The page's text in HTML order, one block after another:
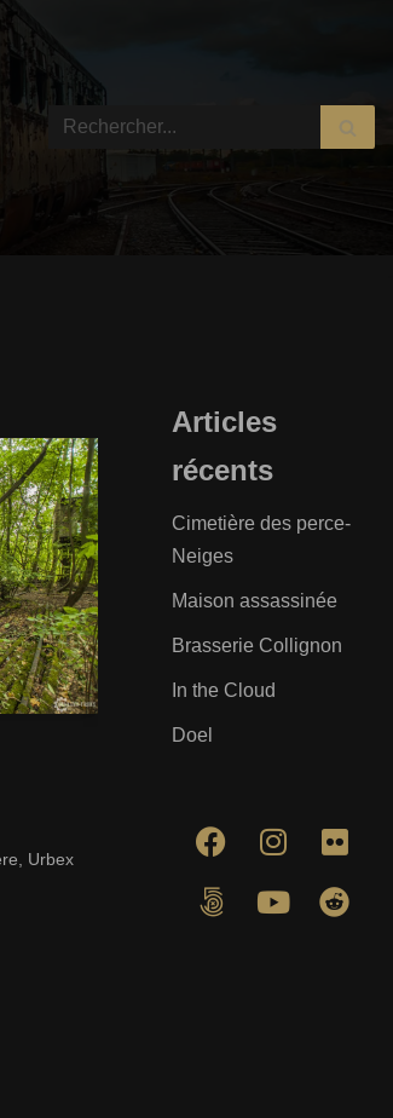
, Urbex
Articles
récents
Cimetière des perce-
Neiges
Maison assassinée
Brasserie Collignon
In the Cloud
Doel